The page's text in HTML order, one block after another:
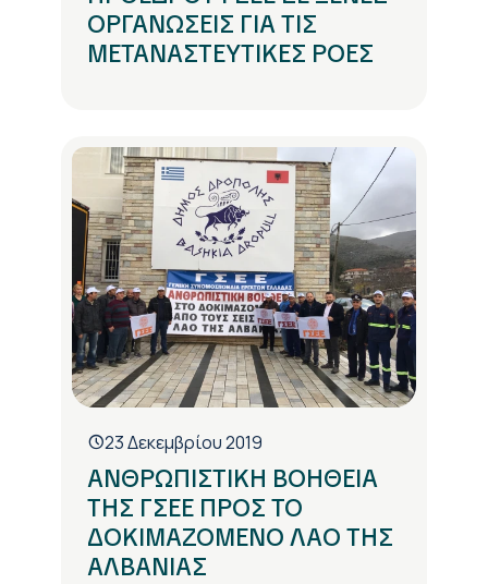
ΟΡΓΑΝΩΣΕΙΣ ΓΙΑ ΤΙΣ
ΜΕΤΑΝΑΣΤΕΥΤΙΚΕΣ ΡΟΕΣ
23 Δεκεμβρίου 2019
ΑΝΘΡΩΠΙΣΤΙΚΗ ΒΟΗΘΕΙΑ
ΤΗΣ ΓΣΕΕ ΠΡΟΣ ΤΟ
ΔΟΚΙΜΑΖΟΜΕΝΟ ΛΑΟ ΤΗΣ
ΑΛΒΑΝΙΑΣ